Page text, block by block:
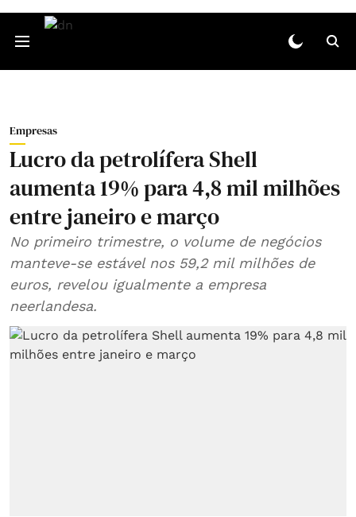
Empresas
Lucro da petrolífera Shell
aumenta 19% para 4,8 mil milhões
entre janeiro e março
No primeiro trimestre, o volume de negócios
manteve-se estável nos 59,2 mil milhões de
euros, revelou igualmente a empresa
neerlandesa.